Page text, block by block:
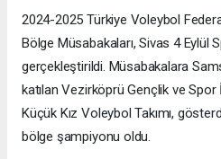
2024-2025 Türkiye Voleybol
Bölge Müsabakaları, Sivas 4 Eylül
gerçekleştirildi. Müsabakalara
katılan Vezirköprü Gençlik ve
Küçük Kız Voleybol Takımı,
bölge şampiyonu oldu.